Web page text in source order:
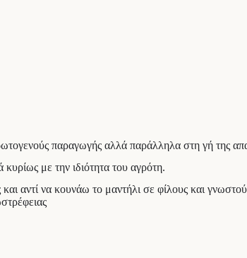
παραγωγής αλλά παράλληλα στη γή της
με την ιδιότητα του αγρότη.
αντί να κουνάω το μαντήλι σε φίλους και